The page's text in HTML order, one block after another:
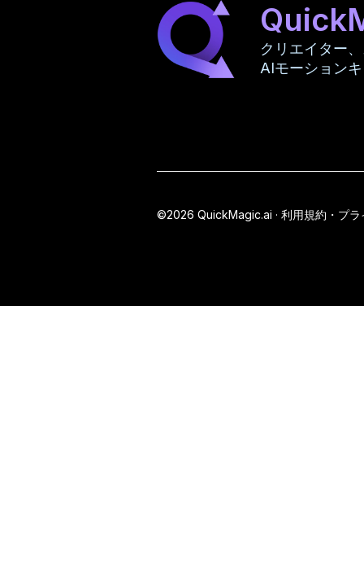
クリエイター
AIモーション
©2026 QuickMagic.ai · 利用規約・プラ